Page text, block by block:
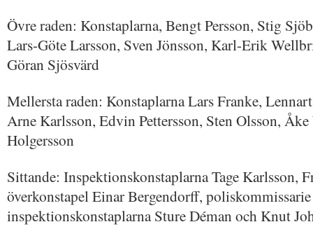
Övre raden: Konstaplarna, Bengt Persson, Stig
Lars-Göte Larsson, Sven Jönsson, Karl-Erik
Göran Sjösvärd
Mellersta raden: Konstaplarna Lars Franke,
Arne Karlsson, Edvin Pettersson, Sten Olsson,
Holgersson
Sittande: Inspektionskonstaplarna Tage Karlsson,
överkonstapel Einar Bergendorff,
inspektionskonstaplarna Sture Déman och Knut